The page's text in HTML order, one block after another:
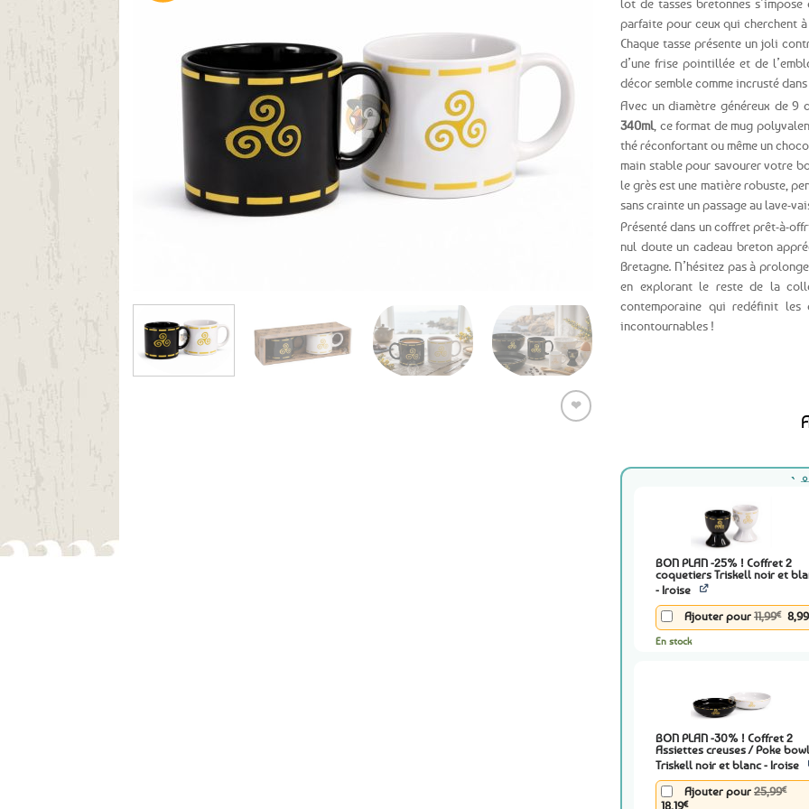
favoris
❤
lot de tasses bretonnes
parfaite pour ceux qui cherchent
Chaque tasse présente un joli
d’une frise pointillée et de
décor semble comme incrusté
Avec un diamètre généreux de 9
340ml , ce format de mug
thé réconfortant ou même un
main stable pour savourer votre
le grès est une matière robuste,
sans crainte un passage au lave-
Présenté dans un coffret prêt-à-
nul doute un cadeau breton
Bretagne. N’hésitez pas à
en explorant le reste de la
contemporaine qui redéfinit
incontournables !
BON PLAN -25% ! Coffret 2
coquetiers Triskell noir et
- Iroise
Ajouter pour11,99€ Le
prix
8,99
En stock
BON PLAN -30% ! Coffret 2
Assiettes creuses / Poke
Triskell noir et blanc - Iroise
Ajouter pour25,99€
18,19€Le